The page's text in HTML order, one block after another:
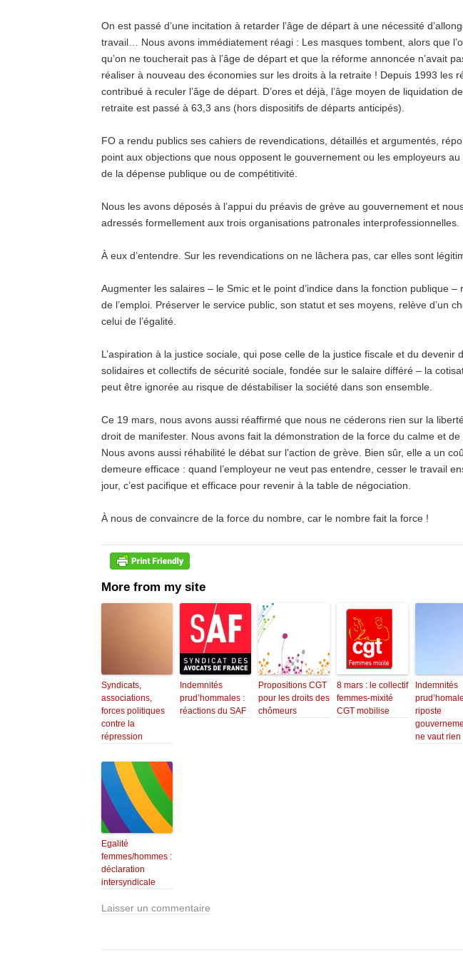
On est passé d’une incitation à retarder l’âge de départ à une nécessité
travail… Nous avons immédiatement réagi : Les masques tombent, alors que
qu’on ne toucherait pas à l’âge de départ et que la réforme annoncée n’avait
réaliser à nouveau des économies sur les droits à la retraite ! Depuis 1993 les
contribué à reculer l’âge de départ. D’ores et déjà, l’âge moyen de liquidation
retraite est passé à 63,3 ans (hors dispositifs de départs anticipés).
FO a rendu publics ses cahiers de revendications, détaillés et argumentés,
point aux objections que nous opposent le gouvernement ou les employeurs
de la dépense publique ou de compétitivité.
Nous les avons déposés à l’appui du préavis de grève au gouvernement et
adressés formellement aux trois organisations patronales interprofessionnelles.
À eux d’entendre. Sur les revendications on ne lâchera pas, car elles sont
Augmenter les salaires – le Smic et le point d’indice dans la fonction publique –
de l’emploi. Préserver le service public, son statut et ses moyens, relève d’un
celui de l’égalité.
L’aspiration à la justice sociale, qui pose celle de la justice fiscale et du devenir
solidaires et collectifs de sécurité sociale, fondée sur le salaire différé – la
peut être ignorée au risque de déstabiliser la société dans son ensemble.
Ce 19 mars, nous avons aussi réaffirmé que nous ne céderons rien sur la
droit de manifester. Nous avons fait la démonstration de la force du calme et
Nous avons aussi réhabilité le débat sur l’action de grève. Bien sûr, elle a un
demeure efficace : quand l’employeur ne veut pas entendre, cesser le travail
jour, c’est pacifique et efficace pour revenir à la table de négociation.
À nous de convaincre de la force du nombre, car le nombre fait la force !
More from my site
Syndicats,
associations,
forces politiques
contre la
répression
Indemnités
prud’hommales :
réactions du SAF
Propositions CGT
pour les droits des
chômeurs
8 mars : le collectif
femmes-mixité
CGT mobilise
Indemnités
riposte
ne vaut rien
Egalité
femmes/hommes :
déclaration
intersyndicale
Laisser un commentaire